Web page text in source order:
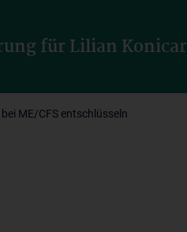
für Lilian Konicar
ME/CFS entschlüsseln